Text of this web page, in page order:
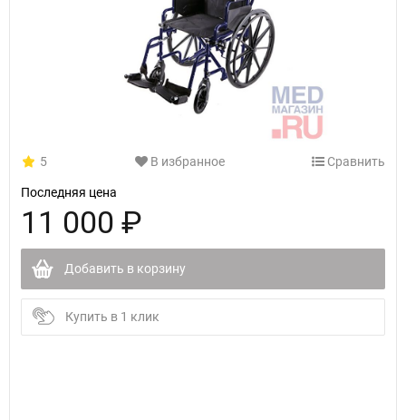
5 В избранное Сравнить
Последняя цена
11 000 ₽
Добавить в корзину
Купить в 1 клик